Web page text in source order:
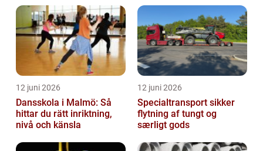
12 juni 2026
Dansskola i Malmö: Så
hittar du rätt inriktning,
nivå och känsla
12 juni 2026
Specialtransport sikker
flytning af tungt og
særligt gods